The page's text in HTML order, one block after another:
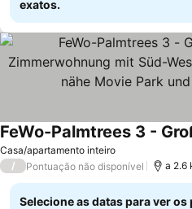
exatos.
Casa/apartamento inteiro
/ Pontuação não disponível a 2.6
Selecione as datas para ver os